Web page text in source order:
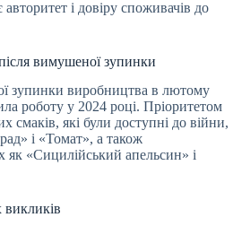
і довіру споживачів до
вимушеної зупинки
зупинки виробництва в лютому
роботу у 2024 році. Пріоритетом
смаків, які були доступні до війни,
і «Томат», а також
як «Сицилійський апельсин» і
викликів